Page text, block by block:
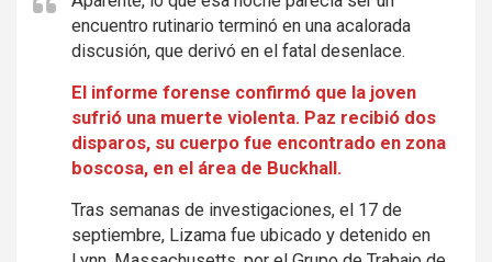
encuentro rutinario terminó en una acalorada
discusión, que derivó en el fatal desenlace.
El informe forense confirmó que la joven
sufrió una muerte violenta. Paz recibió dos
disparos, su cuerpo fue encontrado en zona
boscosa, en el área de Buckhall.
Tras semanas de investigaciones, el 17 de
septiembre, Lizama fue ubicado y detenido en